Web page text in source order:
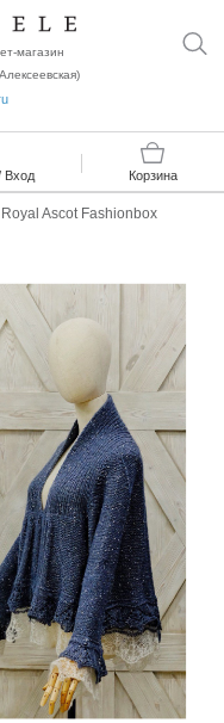
магазин
Вход Корзина
Royal Ascot Fashionbox